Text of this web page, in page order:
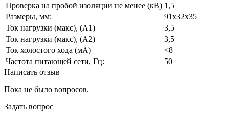
Проверка на пробой изоляции не менее (кВ) 1,5
Размеры, мм:
91х32х35
Ток нагрузки (макс), (А1)
3,5
Ток нагрузки (макс), (А2)
3,5
Ток холостого хода (мА)
<8
Частота питающей сети, Гц:
50
Написать отзыв
Пока не было вопросов.
Задать вопрос